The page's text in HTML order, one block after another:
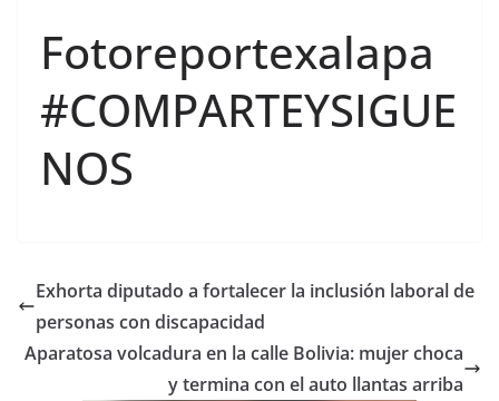
Fotoreportexalapa
#COMPARTEYSIGUE
NOS
Exhorta diputado a fortalecer la inclusión laboral de
personas con discapacidad
Aparatosa volcadura en la calle Bolivia: mujer choca
y termina con el auto llantas arriba